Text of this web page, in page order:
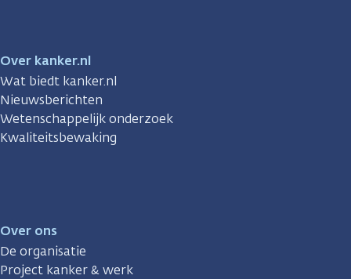
Over kanker.nl
Wat biedt kanker.nl
Nieuwsberichten
Wetenschappelijk onderzoek
Kwaliteitsbewaking
Over ons
De organisatie
Project kanker & werk